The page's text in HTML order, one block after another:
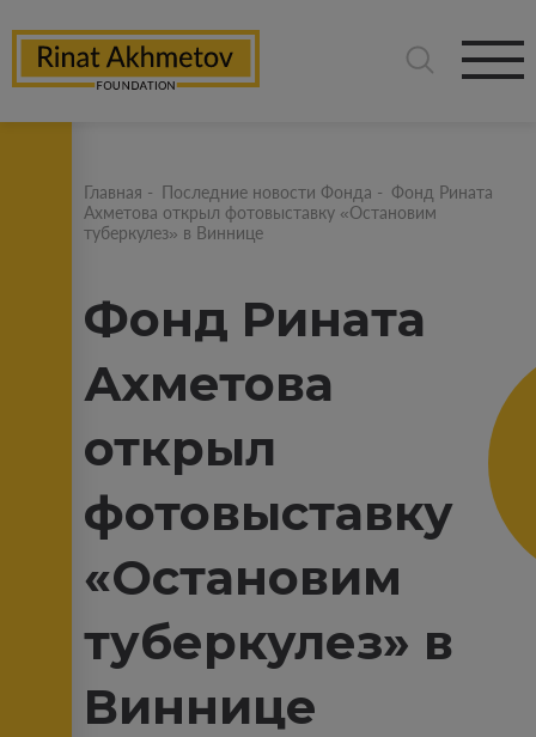
Главная - Последние новости Фонда - Фонд Рината
Ахметова открыл фотовыставку «Остановим
туберкулез» в Виннице
Фонд Рината
Ахметова
открыл
фотовыставку
«Остановим
туберкулез» в
Виннице